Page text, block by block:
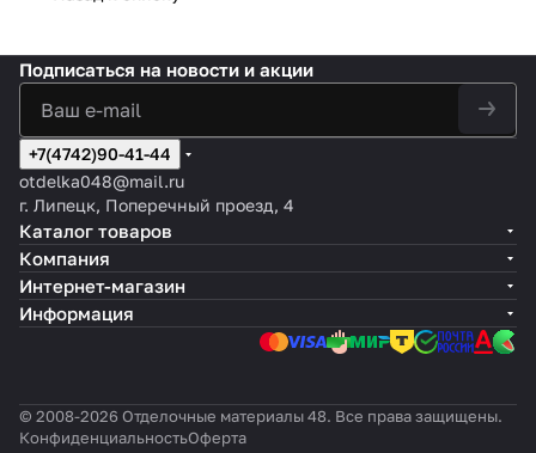
Подписаться на новости и акции
+7(4742)90-41-44
otdelka048@mail.ru
г. Липецк, Поперечный проезд, 4
Каталог товаров
Компания
Интернет-магазин
Информация
© 2008-2026 Отделочные материалы 48. Все права защищены.
КонфиденциальностьОферта